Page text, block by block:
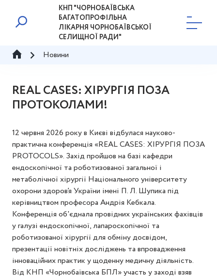
КНП "ЧОРНОБАЇВСЬКА
БАГАТОПРОФІЛЬНА
ЛІКАРНЯ ЧОРНОБАЇВСЬКОЇ
СЕЛИЩНОЇ РАДИ"
Новини
REAL CASES: ХІРУРГІЯ ПОЗА
ПРОТОКОЛАМИ!
12 червня 2026 року в Києві відбулася науково-
практична конференція «REAL CASES: ХІРУРГІЯ ПОЗА
PROTOCOLS». Захід пройшов на базі кафедри
ендоскопічної та роботизованої загальної і
метаболічної хірургії Національного університету
охорони здоров’я України імені П. Л. Шупика під
керівництвом професора Андрія Кебкала.
Конференція об'єднала провідних українських фахівців
у галузі ендоскопічної, лапароскопічної та
роботизованої хірургії для обміну досвідом,
презентації новітніх досліджень та впровадження
інноваційних практик у щоденну медичну діяльність.
Від КНП «Чорнобаївська БПЛ» участь у заході взяв